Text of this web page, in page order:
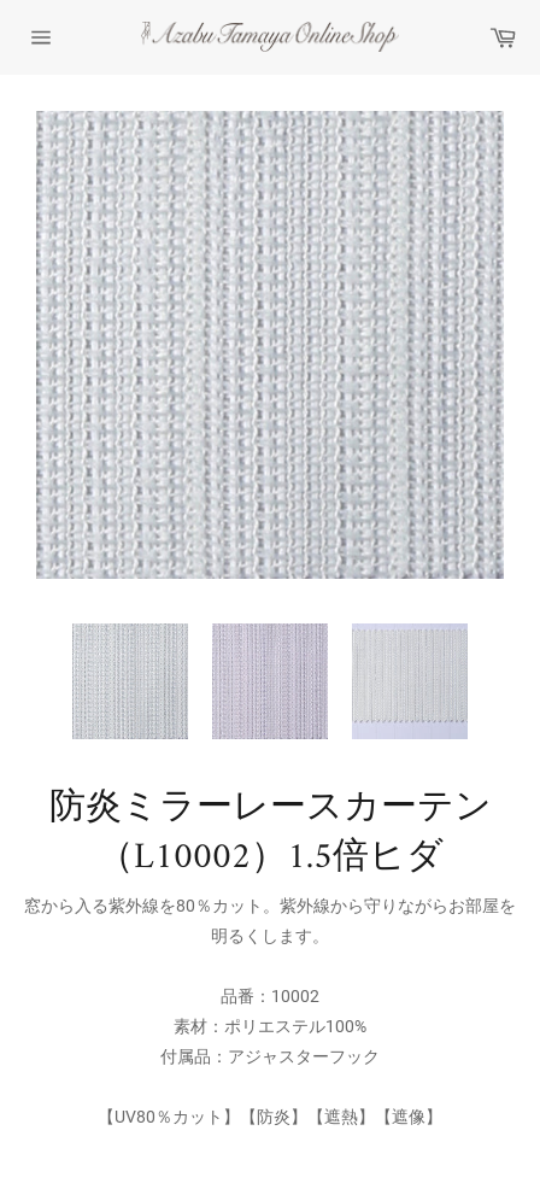
メ
ニ
ュ
ー
カ
防炎ミラーレースカーテン
（L10002）1.5倍ヒダ
窓から入る紫外線を80％カット。紫外線から守りながらお部屋を
明るくします。
品番：10002
素材：ポリエステル100%
付属品：アジャスターフック
【UV80％カット】【防炎】【遮熱】【遮像】